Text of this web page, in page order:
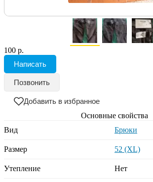
100 р.
Написать
Позвонить
Добавить в избранное
Основные свойства
Вид
Брюки
Размер 52 (XL)
Утепление Нет